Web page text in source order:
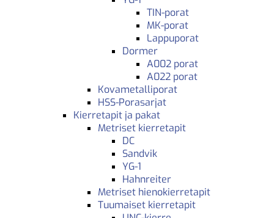
TIN-porat
MK-porat
Lappuporat
Dormer
A002 porat
A022 porat
Kovametalliporat
HSS-Porasarjat
Kierretapit ja pakat
Metriset kierretapit
DC
Sandvik
YG-1
Hahnreiter
Metriset hienokierretapit
Tuumaiset kierretapit